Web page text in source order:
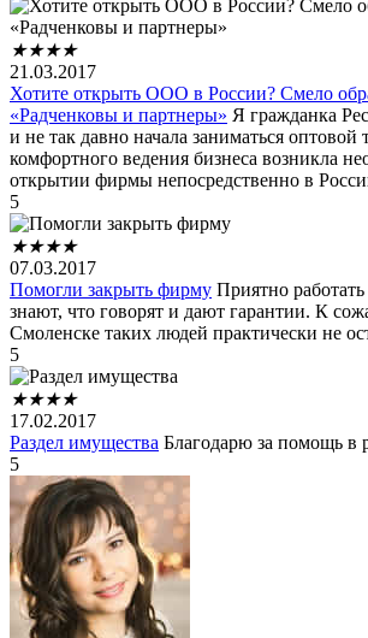
★★★★
21.03.2017
Хотите открыть ООО в России? Смело
«Радченковы и партнеры» Я гражданка
и не так давно начала заниматься оптовой
комфортного ведения бизнеса возникла
открытии фирмы непосредственно в
5
★★★★
07.03.2017
Помогли закрыть фирму Приятно
знают, что говорят и дают гарантии. К
Смоленске таких людей практически не
5
★★★★
17.02.2017
Раздел имущества Благодарю за помощь в
5